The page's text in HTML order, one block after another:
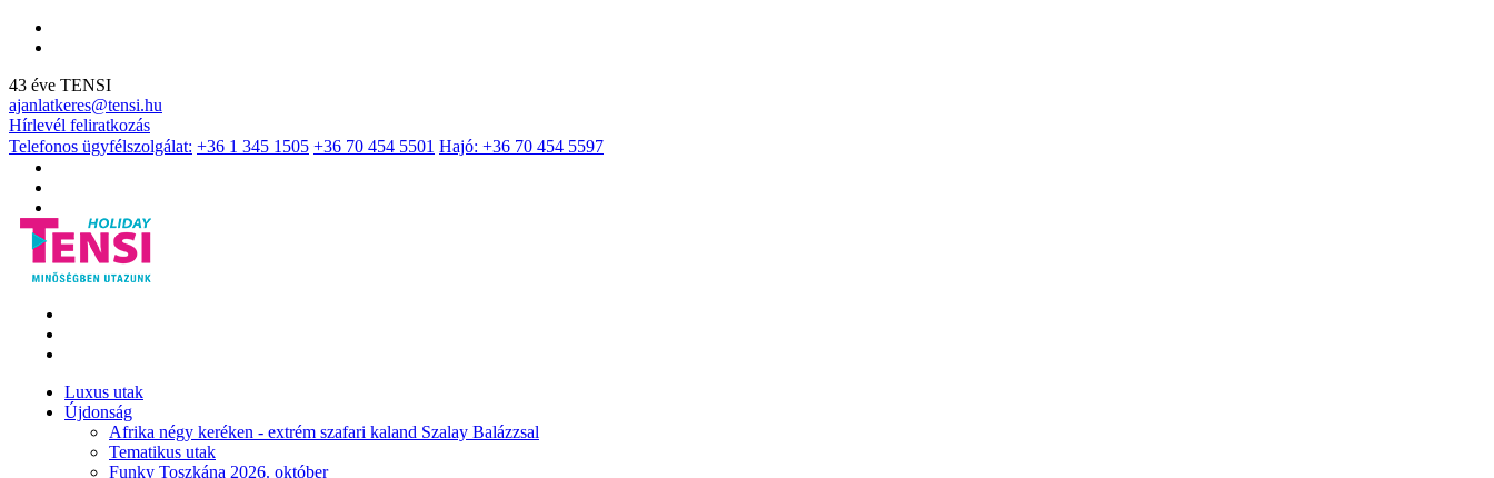
43 éve TENSI
ajanlatkeres@tensi.hu
Hírlevél feliratkozás
Telefonos ügyfélszolgálat: +36 1 345 1505 +36 70 454 5501 Hajó: +36 70 454 5597
Luxus utak
Újdonság
Afrika négy keréken - extrém szafari kaland Szalay Balázzsal
Tematikus utak
Funky Toszkána 2026. október